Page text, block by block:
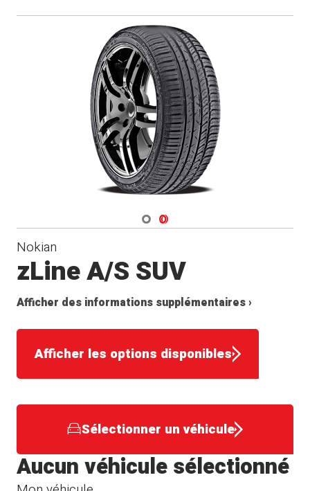
Navigate 1
Navigate 2
Nokian
zLine A/S SUV
Afficher des informations supplémentaires ›
Afficher les options disponibles
Sélectionner un véhicule
Aucun véhicule sélectionné